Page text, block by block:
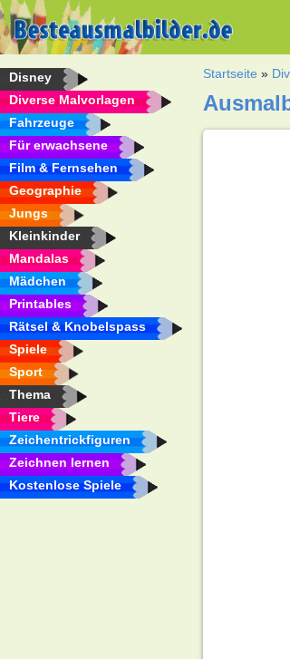
Disney
Diverse Malvorlagen
Fahrzeuge
Für erwachsene
Film & Fernsehen
Geographie
Jungs
Kleinkinder
Mandalas
Mädchen
Printables
Rätsel & Knobelspass
Spiele
Sport
Thema
Tiere
Zeichentrickfiguren
Zeichnen lernen
Kostenlose Spiele
Startseite »